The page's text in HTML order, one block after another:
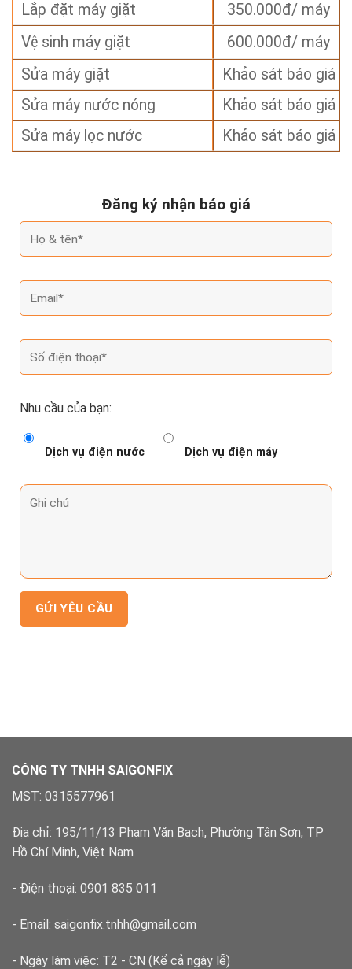
Lắp đặt máy giặt
350.000đ/ máy
Vệ sinh máy giặt
600.000đ/ máy
Sửa máy giặt
Khảo sát báo giá
Sửa máy nước nóng
Khảo sát báo giá
Sửa máy lọc nước
Khảo sát báo giá
Đăng ký nhận báo giá
Nhu cầu của bạn:
Dịch vụ điện nước Dịch vụ điện máy
CÔNG TY TNHH SAIGONFIX
MST: 0315577961
Địa chỉ: 195/11/13 Phạm Văn Bạch, Phường Tân Sơn, TP
Hồ Chí Minh, Việt Nam
- Điện thoại: 0901 835 011
- Email: saigonfix.tnhh@gmail.com
- Ngày làm việc: T2 - CN (Kể cả ngày lễ)